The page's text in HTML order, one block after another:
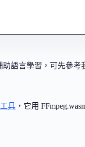
助語言學習，可先參考
具 ，它用